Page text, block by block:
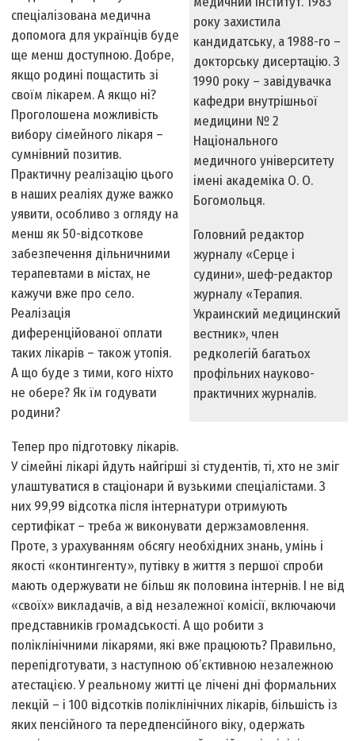
року захистила
кандидатську, а 1988-го –
докторську дисертацію. З
1990 року – завідувачка
кафедри внут­рішньої
медицини № 2
Національ­ного
медичного університету
імені академіка О. О.
Богомольця.
Головний редактор
журналу «Серце і
судини», шеф-редактор
журналу «Терапия.
Украинский меди­­цинский
вестник», член
редколегій багатьох
профільних науково-
практичних журналів.
спеціалізована медична
допомога для українців буде
ще менш доступною. Добре,
якщо родині пощастить зі
своїм лікарем. А якщо ні?
Проголошена можливість
вибору сімейного лікаря –
сумнівний позитив.
Практичну реалізацію цього
в наших реаліях дуже важко
уявити, особливо з огляду на
менш як 50-відсоткове
забезпечення дільничними
терапевтами в містах, не
кажучи вже про село.
Реалізація
диференційованої оплати
таких лікарів – також утопія.
А що буде з тими, кого ніхто
не обере? Як їм годувати
родини?
Тепер про підготовку лікарів.
У сімейні лікарі йдуть найгірші зі студентів, ті, хто не зміг
улаштуватися в стаціонари й вузькими спеціалістами. З
них 99,99 відсотка після інтернатури отримують
сертифікат – треба ж виконувати держзамовлення.
Проте, з урахуванням обсягу необхідних знань, умінь і
якості «контингенту», путівку в життя з першої спроби
мають одержувати не більш як половина інтернів. І не від
«своїх» викладачів, а від незалежної комісії, включаючи
представників громадськості. А що робити з
поліклінічними лікарями, які вже працюють? Правильно,
перепідготувати, з наступною об’єктивною незалежною
атестацією. У реальному житті це лічені дні формальних
лекцій – і 100 відсотків поліклінічних лікарів, більшість із
яких пенсійного та передпенсійного віку, одержать